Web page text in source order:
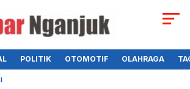
POLITIK OTOMOTIF OLAHRAGA